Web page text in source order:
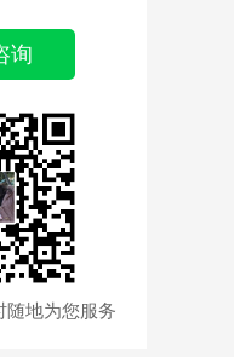
询
随地为您服务